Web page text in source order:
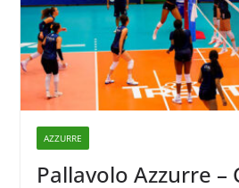
AZZURRE
Pallavolo Azzurre –